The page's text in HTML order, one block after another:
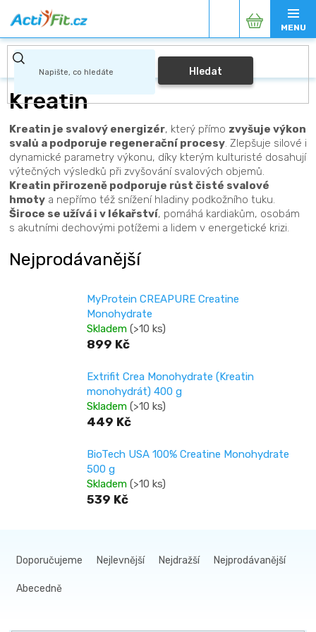
na
obsah
Hledat
Nákupní
košík
Kreatin
Kreatin je svalový energizér, který přímo zvyšuje výkon
svalů a podporuje regenerační procesy. Zlepšuje silové i
dynamické parametry výkonu, díky kterým kulturisté dosahují
výtečných výsledků při zvyšování svalových objemů.
Kreatin přirozeně podporuje růst čisté svalové
hmoty a nepřímo též snížení hladiny podkožního tuku.
Široce se užívá i v lékařství, pomáhá kardiakům, osobám
s akutními dechovými potížemi a lidem v energetické krizi.
Nejprodávanější
MyProtein CREAPURE Creatine
Monohydrate
Skladem (>10 ks)
899 Kč
Extrifit Crea Monohydrate (Kreatin
monohydrát) 400 g
Skladem (>10 ks)
449 Kč
BioTech USA 100% Creatine Monohydrate
500 g
Skladem (>10 ks)
539 Kč
aDoporučujeme Nejlevnější Nejdražší Nejprodávanější
Abecedně